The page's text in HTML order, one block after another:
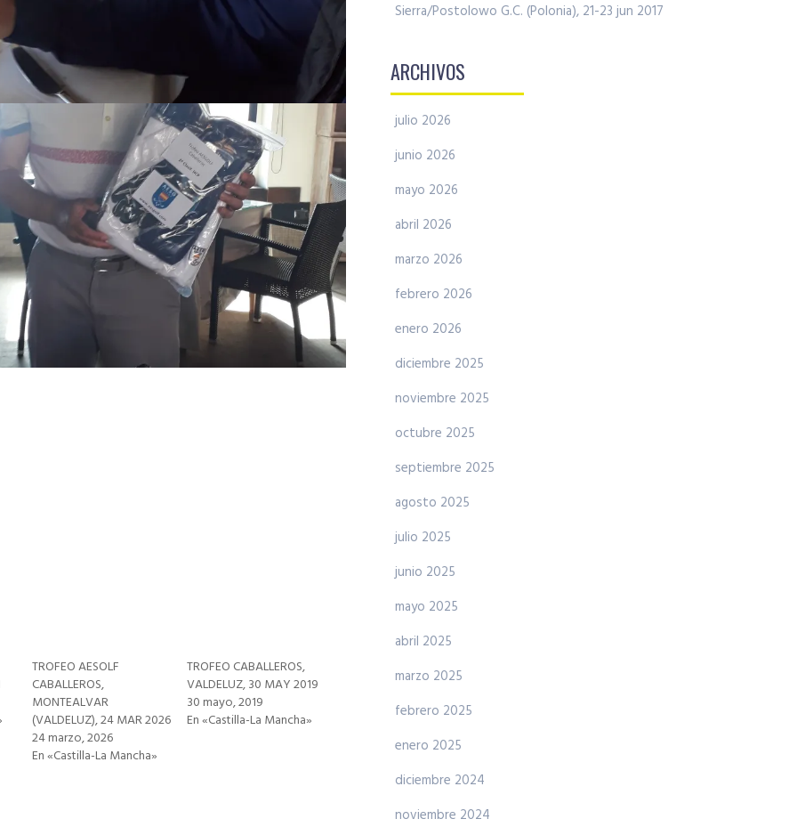
TROFEO AESOLF
CABALLEROS,
MONTEALVAR
(VALDELUZ), 24 MAR 2026
24 marzo, 2026
En «Castilla-La Mancha»
TROFEO CABALLEROS,
VALDELUZ, 30 MAY 2019
30 mayo, 2019
En «Castilla-La Mancha»
Sierra/Postolowo G.C. (Polonia), 21-23 jun 2017
ARCHIVOS
julio 2026
junio 2026
mayo 2026
abril 2026
marzo 2026
febrero 2026
enero 2026
diciembre 2025
noviembre 2025
octubre 2025
septiembre 2025
agosto 2025
julio 2025
junio 2025
mayo 2025
abril 2025
marzo 2025
febrero 2025
enero 2025
diciembre 2024
noviembre 2024